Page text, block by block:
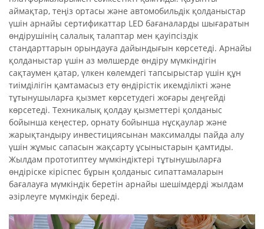
аймақтар, теңіз ортасы және автомобильдік қолданыстар
үшін арнайы сертификаттар LED бағаналарды шығаратын
өндірушінің салалық талаптар мен қауіпсіздік
стандарттарын орындауға дайындығын көрсетеді. Арнайы
қолданыстар үшін аз мөлшерде өндіру мүмкіндігін
сақтаумен қатар, үлкен көлемдегі тапсырыстар үшін құн
тиімділігін қамтамасыз ету өндірістік икемділікті және
тұтынушыларға қызмет көрсетудегі жоғары деңгейді
көрсетеді. Техникалық қолдау қызметтері қолданыс
бойынша кеңестер, орнату бойынша нұсқаулар және
жарықтандыру инвестициясынан максималды пайда алу
үшін жұмыс сапасын жақсарту ұсыныстарын қамтиды.
Жылдам прототиптеу мүмкіндіктері тұтынушыларға
өндіріске кіріспес бұрын қолданыс сипаттамаларын
бағалауға мүмкіндік беретін арнайы шешімдерді жылдам
әзірлеуге мүмкіндік береді.